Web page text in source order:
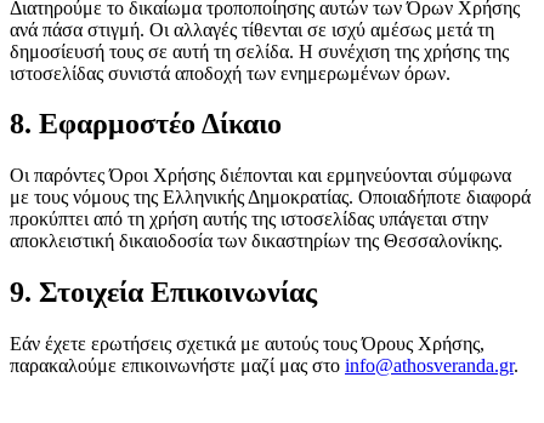
Διατηρούμε το δικαίωμα τροποποίησης αυτών των Όρων Χρήσης
ανά πάσα στιγμή. Οι αλλαγές τίθενται σε ισχύ αμέσως μετά τη
δημοσίευσή τους σε αυτή τη σελίδα. Η συνέχιση της χρήσης της
ιστοσελίδας συνιστά αποδοχή των ενημερωμένων όρων.
8. Εφαρμοστέο Δίκαιο
Οι παρόντες Όροι Χρήσης διέπονται και ερμηνεύονται σύμφωνα
με τους νόμους της Ελληνικής Δημοκρατίας. Οποιαδήποτε διαφορά
προκύπτει από τη χρήση αυτής της ιστοσελίδας υπάγεται στην
αποκλειστική δικαιοδοσία των δικαστηρίων της Θεσσαλονίκης.
9. Στοιχεία Επικοινωνίας
Εάν έχετε ερωτήσεις σχετικά με αυτούς τους Όρους Χρήσης,
παρακαλούμε επικοινωνήστε μαζί μας στο info@athosveranda.gr.